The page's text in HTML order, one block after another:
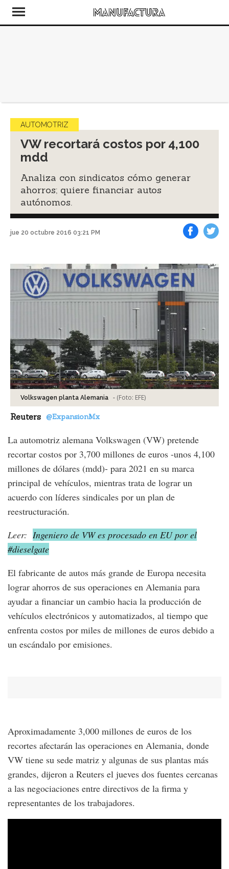
AUTOMOTRIZ
VW recortará costos por 4,100
mdd
Analiza con sindicatos cómo generar
ahorros; quiere financiar autos
autónomos.
jue 20 octubre 2016 03:21 PM
Volkswagen planta Alemania - (Foto: EFE)
Reuters @ExpansionMx
La automotriz alemana Volkswagen (VW) pretende
recortar costos por 3,700 millones de euros -unos 4,100
millones de dólares (mdd)- para 2021 en su marca
principal de vehículos, mientras trata de lograr un
acuerdo con líderes sindicales por un plan de
reestructuración.
Leer: Ingeniero de VW es procesado en EU por el
#dieselgate
El fabricante de autos más grande de Europa necesita
lograr ahorros de sus operaciones en Alemania para
ayudar a financiar un cambio hacia la producción de
vehículos electrónicos y automatizados, al tiempo que
enfrenta costos por miles de millones de euros debido a
un escándalo por emisiones.
Aproximadamente 3,000 millones de euros de los
recortes afectarán las operaciones en Alemania, donde
VW tiene su sede matriz y algunas de sus plantas más
grandes, dijeron a Reuters el jueves dos fuentes cercanas
a las negociaciones entre directivos de la firma y
representantes de los trabajadores.